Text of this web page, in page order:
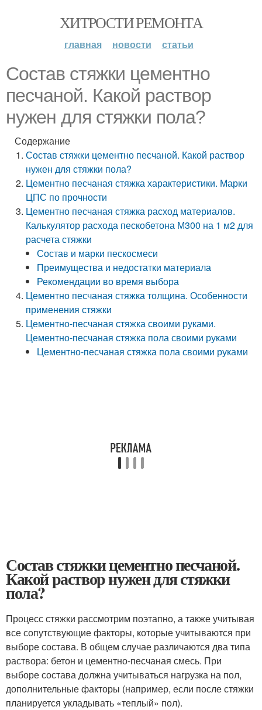
ХИТРОСТИ РЕМОНТА
главная новости статьи
Состав стяжки цементно
песчаной. Какой раствор
нужен для стяжки пола?
Содержание
Состав стяжки цементно песчаной. Какой раствор
нужен для стяжки пола?
Цементно песчаная стяжка характеристики. Марки
ЦПС по прочности
Цементно песчаная стяжка расход материалов.
Калькулятор расхода пескобетона М300 на 1 м2 для
расчета стяжки
Состав и марки пескосмеси
Преимущества и недостатки материала
Рекомендации во время выбора
Цементно песчаная стяжка толщина. Особенности
применения стяжки
Цементно-песчаная стяжка своими руками.
Цементно-песчаная стяжка пола своими руками
Цементно-песчаная стяжка пола своими руками
Состав стяжки цементно песчаной.
Какой раствор нужен для стяжки
пола?
Процесс стяжки рассмотрим поэтапно, а также учитывая
все сопутствующие факторы, которые учитываются при
выборе состава. В общем случае различаются два типа
раствора: бетон и цементно-песчаная смесь. При
выборе состава должна учитываться нагрузка на пол,
дополнительные факторы (например, если после стяжки
планируется укладывать «теплый» пол).